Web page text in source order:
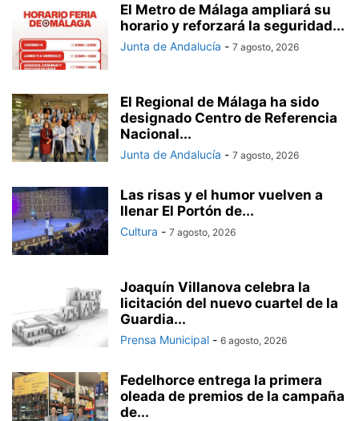
El Metro de Málaga ampliará su
horario y reforzará la seguridad...
Junta de Andalucía - 7 agosto, 2026
El Regional de Málaga ha sido
designado Centro de Referencia
Nacional...
Junta de Andalucía - 7 agosto, 2026
Las risas y el humor vuelven a
llenar El Portón de...
Cultura - 7 agosto, 2026
Joaquín Villanova celebra la
licitación del nuevo cuartel de la
Guardia...
Prensa Municipal - 6 agosto, 2026
Fedelhorce entrega la primera
oleada de premios de la campaña
de...